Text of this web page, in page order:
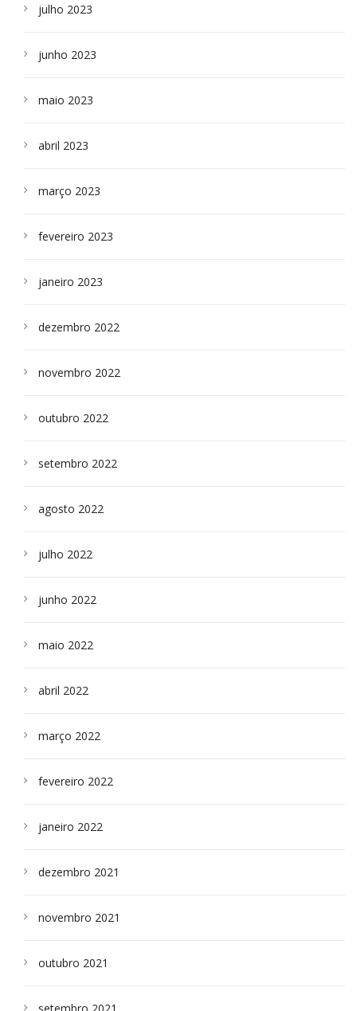
julho 2023
junho 2023
maio 2023
abril 2023
março 2023
fevereiro 2023
janeiro 2023
dezembro 2022
novembro 2022
outubro 2022
setembro 2022
agosto 2022
julho 2022
junho 2022
maio 2022
abril 2022
março 2022
fevereiro 2022
janeiro 2022
dezembro 2021
novembro 2021
outubro 2021